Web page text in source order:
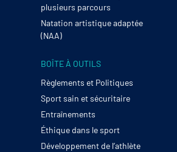
plusieurs parcours
Natation artistique adaptée
(NAA)
BOÎTE À OUTILS
Règlements et Politiques
Sport sain et sécuritaire
Entraînements
Éthique dans le sport
Développement de l’athlète